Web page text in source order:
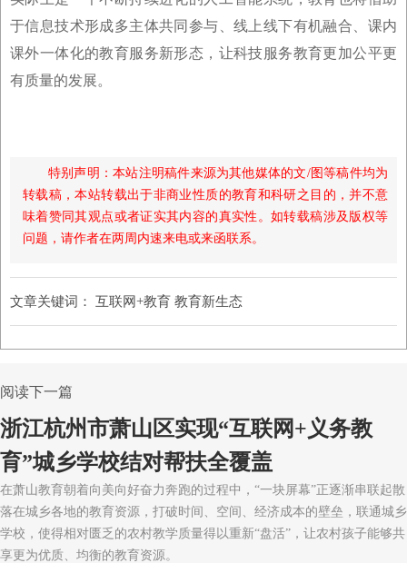
于信息技术形成多主体共同参与、线上线下有机融合、课内
课外一体化的教育服务新形态，让科技服务教育更加公平更
有质量的发展。
特别声明：本站注明稿件来源为其他媒体的文/图等稿件均为
转载稿，本站转载出于非商业性质的教育和科研之目的，并不意
味着赞同其观点或者证实其内容的真实性。如转载稿涉及版权等
问题，请作者在两周内速来电或来函联系。
文章关键词： 互联网+教育 教育新生态
阅读下一篇
浙江杭州市萧山区实现“互联网+义务教
育”城乡学校结对帮扶全覆盖
在萧山教育朝着向美向好奋力奔跑的过程中，“一块屏幕”正逐渐串联起散
落在城乡各地的教育资源，打破时间、空间、经济成本的壁垒，联通城乡
学校，使得相对匮乏的农村教学质量得以重新“盘活”，让农村孩子能够共
享更为优质、均衡的教育资源。